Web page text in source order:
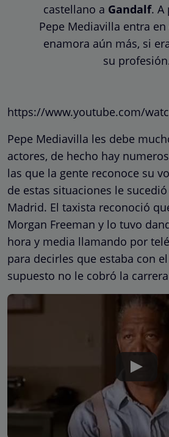
castellano a Gandalf. A
Pepe Mediavilla entra
enamora aún más, si
su
https://www.youtube.com/
Pepe Mediavilla les debe
actores, de hecho hay
las que la gente reconoce su
de estas situaciones le
Madrid. El taxista reconoció
Morgan Freeman y lo tuvo
hora y media llamando por
para decirles que estaba con
supuesto no le cobró la